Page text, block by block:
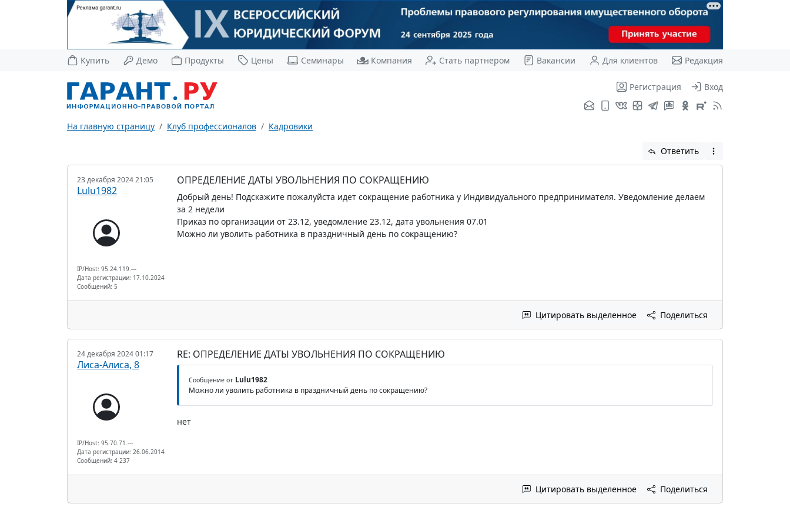
Купить Демо Продукты Цены Семинары Компания Стать партнером Вакансии Для клиентов Редакция
Регистрация Вход
На главную страницу Клуб профессионалов Кадровики
Ответить
23 декабря 2024 21:05
Lulu1982
IP/Host: 95.24.119.---
Дата регистрации: 17.10.2024
Сообщений: 5
ОПРЕДЕЛЕНИЕ ДАТЫ УВОЛЬНЕНИЯ ПО СОКРАЩЕНИЮ
Добрый день! Подскажите пожалуйста идет сокращение работника у Индивидуального предпринимателя. Уведомление делаем
за 2 недели
Приказ по организации от 23.12, уведомление 23.12, дата увольнения 07.01
Можно ли уволить работника в праздничный день по сокращению?
Цитировать выделенное Поделиться
24 декабря 2024 01:17
Лиса-Алиса, 8
IP/Host: 95.70.71.---
Дата регистрации: 26.06.2014
Сообщений: 4 237
RE: ОПРЕДЕЛЕНИЕ ДАТЫ УВОЛЬНЕНИЯ ПО СОКРАЩЕНИЮ
Сообщение от Lulu1982
Можно ли уволить работника в праздничный день по сокращению?
нет
Цитировать выделенное Поделиться